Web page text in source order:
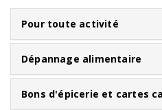
Pour toute activité
Dépannage alimentaire
Bons d'épicerie et cartes